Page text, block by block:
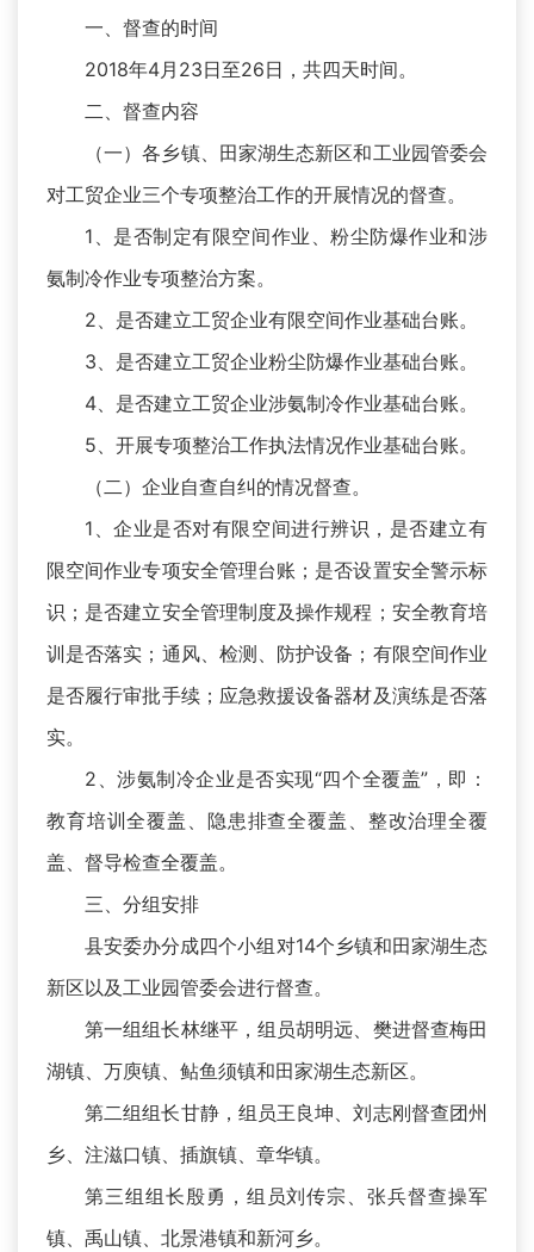
一、督查的时间
2018年4月23日至26日，共四天时间。
二、督查内容
（一）各乡镇、田家湖生态新区和工业园管委会
对工贸企业三个专项整治工作的开展情况的督查。
1、是否制定有限空间作业、粉尘防爆作业和涉
氨制冷作业专项整治方案。
2、是否建立工贸企业有限空间作业基础台账。
3、是否建立工贸企业粉尘防爆作业基础台账。
4、是否建立工贸企业涉氨制冷作业基础台账。
5、开展专项整治工作执法情况作业基础台账。
（二）企业自查自纠的情况督查。
1、企业是否对有限空间进行辨识，是否建立有
限空间作业专项安全管理台账；是否设置安全警示标
识；是否建立安全管理制度及操作规程；安全教育培
训是否落实；通风、检测、防护设备；有限空间作业
是否履行审批手续；应急救援设备器材及演练是否落
实。
2、涉氨制冷企业是否实现“四个全覆盖”，即：
教育培训全覆盖、隐患排查全覆盖、整改治理全覆
盖、督导检查全覆盖。
三、分组安排
县安委办分成四个小组对14个乡镇和田家湖生态
新区以及工业园管委会进行督查。
第一组组长林继平，组员胡明远、樊进督查梅田
湖镇、万庾镇、鲇鱼须镇和田家湖生态新区。
第二组组长甘静，组员王良坤、刘志刚督查团州
乡、注滋口镇、插旗镇、章华镇。
第三组组长殷勇，组员刘传宗、张兵督查操军
镇、禹山镇、北景港镇和新河乡。